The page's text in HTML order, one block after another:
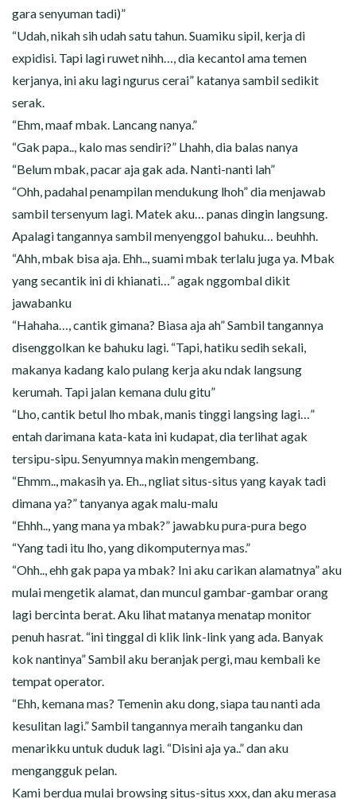
gara senyuman tadi)”
“Udah, nikah sih udah satu tahun. Suamiku sipil, kerja di
expidisi. Tapi lagi ruwet nihh…, dia kecantol ama temen
kerjanya, ini aku lagi ngurus cerai” katanya sambil sedikit
serak.
“Ehm, maaf mbak. Lancang nanya.”
“Gak papa.., kalo mas sendiri?” Lhahh, dia balas nanya
“Belum mbak, pacar aja gak ada. Nanti-nanti lah”
“Ohh, padahal penampilan mendukung lhoh” dia menjawab
sambil tersenyum lagi. Matek aku… panas dingin langsung.
Apalagi tangannya sambil menyenggol bahuku… beuhhh.
“Ahh, mbak bisa aja. Ehh.., suami mbak terlalu juga ya. Mbak
yang secantik ini di khianati…” agak nggombal dikit
jawabanku
“Hahaha…, cantik gimana? Biasa aja ah” Sambil tangannya
disenggolkan ke bahuku lagi. “Tapi, hatiku sedih sekali,
makanya kadang kalo pulang kerja aku ndak langsung
kerumah. Tapi jalan kemana dulu gitu”
“Lho, cantik betul lho mbak, manis tinggi langsing lagi…”
entah darimana kata-kata ini kudapat, dia terlihat agak
tersipu-sipu. Senyumnya makin mengembang.
“Ehmm.., makasih ya. Eh.., ngliat situs-situs yang kayak tadi
dimana ya?” tanyanya agak malu-malu
“Ehhh.., yang mana ya mbak?” jawabku pura-pura bego
“Yang tadi itu lho, yang dikomputernya mas.”
“Ohh.., ehh gak papa ya mbak? Ini aku carikan alamatnya” aku
mulai mengetik alamat, dan muncul gambar-gambar orang
lagi bercinta berat. Aku lihat matanya menatap monitor
penuh hasrat. “ini tinggal di klik link-link yang ada. Banyak
kok nantinya” Sambil aku beranjak pergi, mau kembali ke
tempat operator.
“Ehh, kemana mas? Temenin aku dong, siapa tau nanti ada
kesulitan lagi.” Sambil tangannya meraih tanganku dan
menarikku untuk duduk lagi. “Disini aja ya..” dan aku
mengangguk pelan.
Kami berdua mulai browsing situs-situs xxx, dan aku merasa